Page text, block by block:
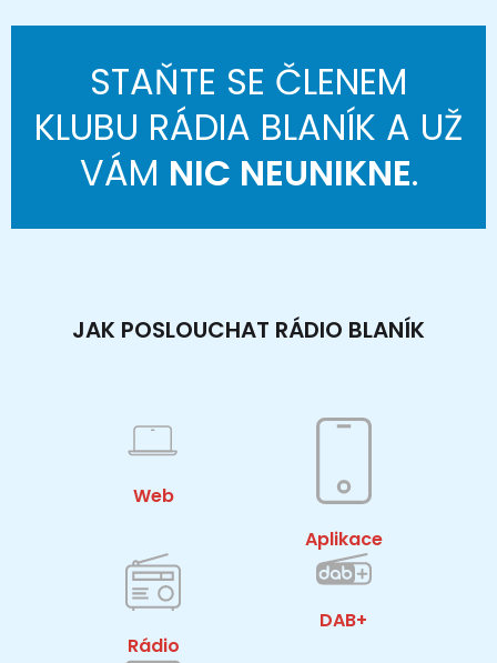
STAŇTE SE ČLENEM
KLUBU RÁDIA BLANÍK A UŽ
VÁM NIC NEUNIKNE.
JAK POSLOUCHAT RÁDIO BLANÍK
Web
Aplikace
Rádio
DAB+